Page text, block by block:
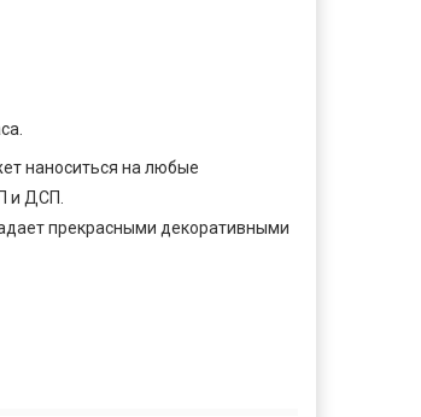
наноситься на любые
и ДСП.
прекрасными декоративными